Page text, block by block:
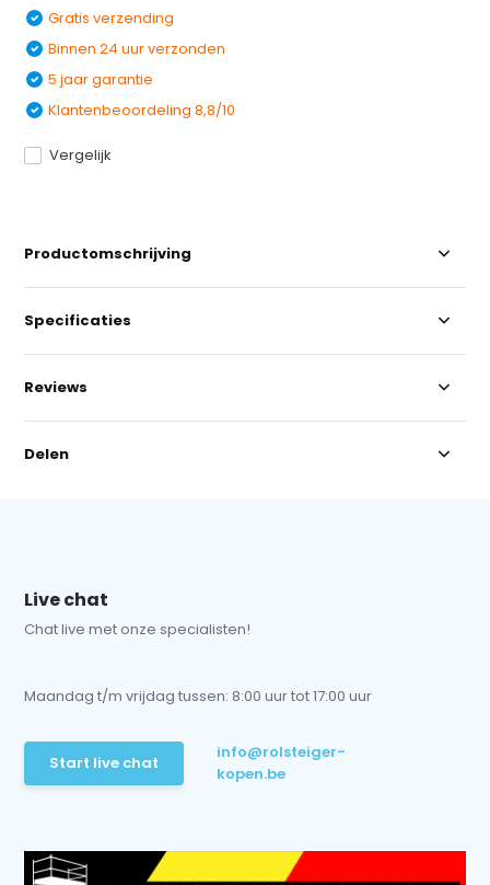
Gratis verzending
Binnen 24 uur verzonden
5 jaar garantie
Klantenbeoordeling 8,8/10
Vergelijk
Productomschrijving
Specificaties
Reviews
Delen
Live chat
Chat live met onze specialisten!
Maandag t/m vrijdag tussen: 8:00 uur tot 17:00 uur
Start live chat
info@rolsteiger-
kopen.be